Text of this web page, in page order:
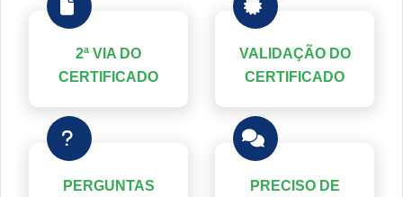
2ª VIA DO
CERTIFICADO
VALIDAÇÃO DO
CERTIFICADO
PERGUNTAS
PRECISO DE